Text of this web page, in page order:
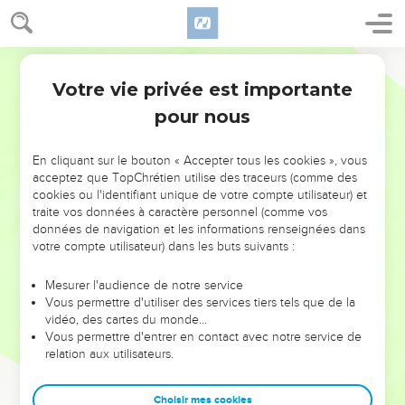
NE MANQUEZ PAS L’ÉVÉNEMENT
DE L’ANNÉE !
ET SI LEURS ERREURS POUVAIENT VOUS ÉVITER LES
VOTRES ?
leur foi ou leur vision. Mais on voit moins les doutes, les erreurs
et les saisons difficiles qu'ils ont traversés, alors même que ce
sont elles qui les ont façonnés.
Dans cette conférence, leaders, entrepreneurs, et responsables
clés pour avancer avec plus de sagesse afin que leurs erreurs
Votre vie privée est importante
pour nous
En cliquant sur le bouton « Accepter tous les cookies », vous
acceptez que TopChrétien utilise des traceurs (comme des
cookies ou l'identifiant unique de votre compte utilisateur) et
traite vos données à caractère personnel (comme vos
données de navigation et les informations renseignées dans
votre compte utilisateur) dans les buts suivants :
Mesurer l'audience de notre service
Vous permettre d'utiliser des services tiers tels que de la
vidéo, des cartes du monde…
Vous permettre d'entrer en contact avec notre service de
relation aux utilisateurs.
Choisir mes cookies